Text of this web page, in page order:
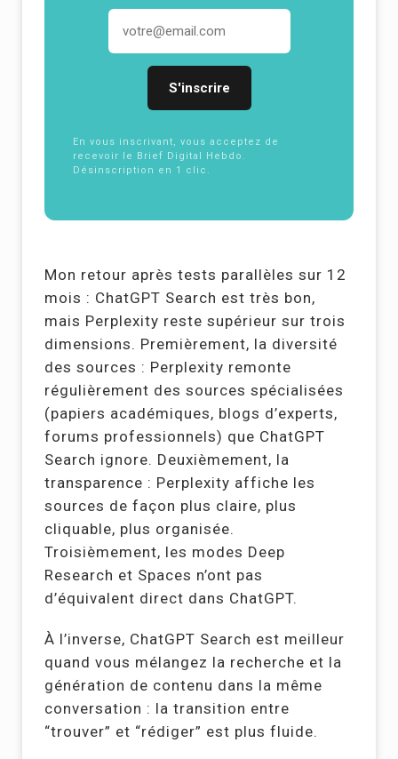
Adresse email
En vous inscrivant, vous acceptez de
recevoir le Brief Digital Hebdo.
Désinscription en 1 clic.
Mon retour après tests parallèles sur 12
mois : ChatGPT Search est très bon,
mais Perplexity reste supérieur sur trois
dimensions. Premièrement, la diversité
des sources : Perplexity remonte
régulièrement des sources spécialisées
(papiers académiques, blogs d’experts,
forums professionnels) que ChatGPT
Search ignore. Deuxièmement, la
transparence : Perplexity affiche les
sources de façon plus claire, plus
cliquable, plus organisée.
Troisièmement, les modes Deep
Research et Spaces n’ont pas
d’équivalent direct dans ChatGPT.
À l’inverse, ChatGPT Search est meilleur
quand vous mélangez la recherche et la
génération de contenu dans la même
conversation : la transition entre
“trouver” et “rédiger” est plus fluide.